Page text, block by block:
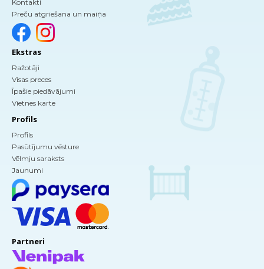
Kontakti
Preču atgriešana un maiņa
Ekstras
Ražotāji
Visas preces
Īpašie piedāvājumi
Vietnes karte
Profils
Profils
Pasūtījumu vēsture
Vēlmju saraksts
Jaunumi
Partneri